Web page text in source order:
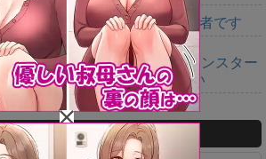
は上積みの上積みなんで異常者です
離を超えて，一緒に狩る。「モンスター
能 フレンドリンク開発の狙い